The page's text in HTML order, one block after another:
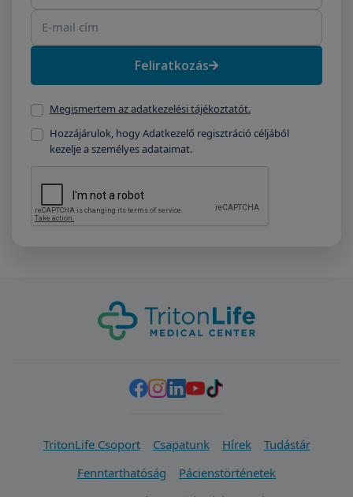
Feliratkozás
Megismertem az adatkezelési tájékoztatót.
Hozzájárulok, hogy Adatkezelő regisztráció céljából
kezelje a személyes adataimat.
TritonLife Csoport Csapatunk Hírek
Tudástár
Fenntarthatóság
Pácienstörténetek